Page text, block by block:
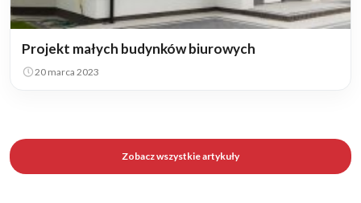
Projekt małych budynków biurowych
20 marca 2023
Zobacz wszystkie artykuły